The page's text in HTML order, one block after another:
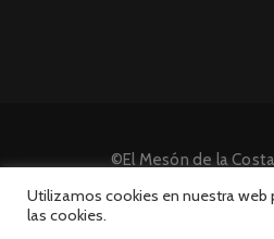
©El Mesón de la
Desarrollado por
Utilizamos cookies en nuestra web
las cookies.